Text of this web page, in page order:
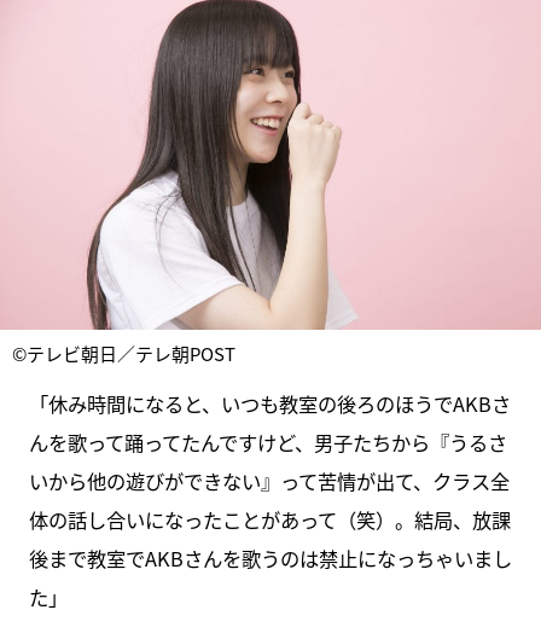
©テレビ朝日／テレ朝POST
「休み時間になると、いつも教室の後ろのほうでAKBさ
んを歌って踊ってたんですけど、男子たちから『うるさ
いから他の遊びができない』って苦情が出て、クラス全
体の話し合いになったことがあって（笑）。結局、放課
後まで教室でAKBさんを歌うのは禁止になっちゃいまし
た」